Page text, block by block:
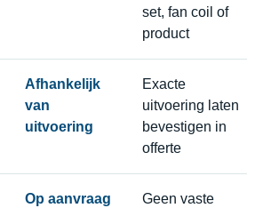
set, fan coil of
product
Afhankelijk
van
uitvoering
Exacte
uitvoering laten
bevestigen in
offerte
Op aanvraag
Geen vaste